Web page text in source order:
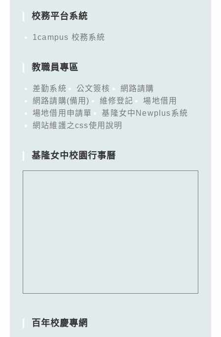
校務平台系統
1campus 校務系統
教職員專區
差勤系統 公文簽核
網路請購
網路請購(備用)
維修登記
場地借用
場地借用申請單
基隆女中Newplus系統
網站維護之css使用說明
基隆女中校園行事曆
百年校慶專網